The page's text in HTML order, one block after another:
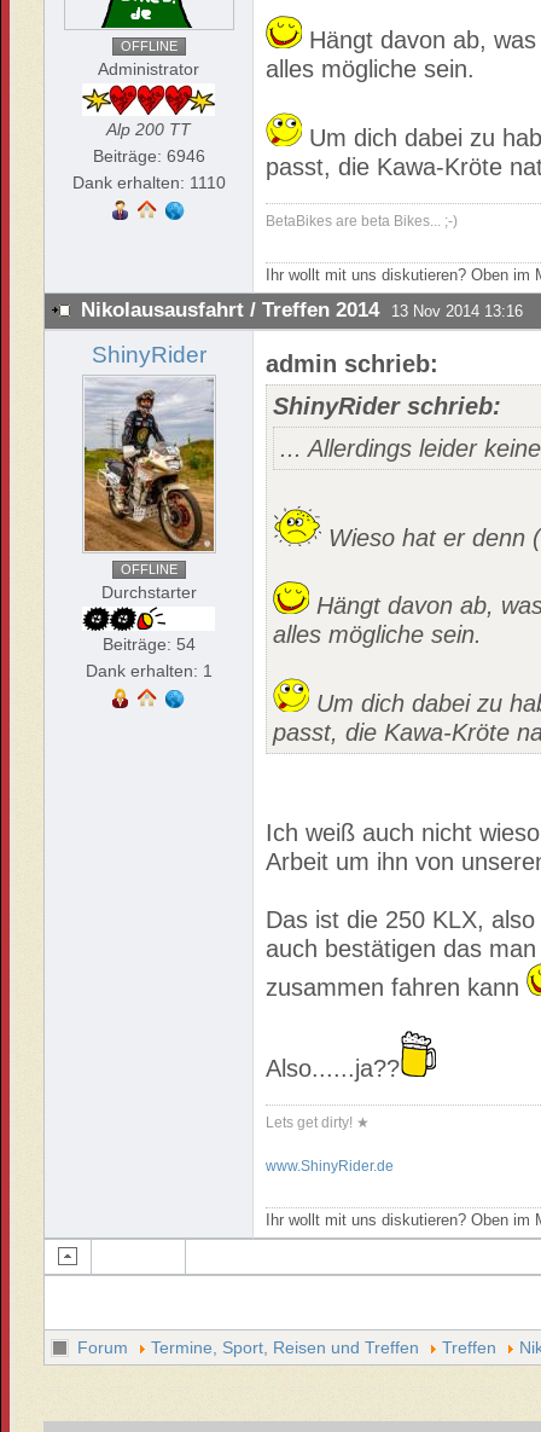
OFFLINE
Administrator
Alp 200 TT
Beiträge: 6946
Dank erhalten: 1110
Hängt davon ab,
alles mögliche sein.
Um dich dabei zu
passt, die Kawa-Kröte
BetaBikes are beta Bikes... ;-)
Ihr wollt mit uns diskutieren? Oben
Nikolausausfahrt / Treffen 2014 13 Nov 2014 13:16
ShinyRider
OFFLINE
Durchstarter
Beiträge: 54
Dank erhalten: 1
admin schrieb:
ShinyRider schrieb:
... Allerdings leider
Wieso hat er denn
Hängt davon ab,
alles mögliche sein.
Um dich dabei zu
passt, die Kawa-Kröte
Ich weiß auch nicht
Arbeit um ihn von
Das ist die 250 KLX,
auch bestätigen das
zusammen fahren kann
Also......ja??
Lets get dirty! ★
www.ShinyRider.de
Ihr wollt mit uns diskutieren? Oben
Forum Termine, Sport, Reisen und Treffen Treffen